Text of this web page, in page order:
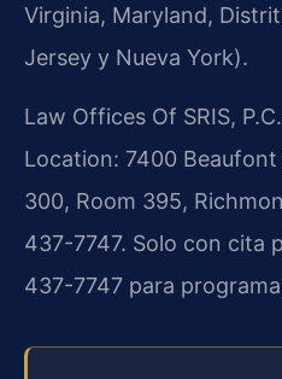
Virginia, Maryland,
Jersey y Nueva York).
Law Offices Of SRIS,
Location: 7400
300, Room 395,
437-7747. Solo con cita
437-7747 para